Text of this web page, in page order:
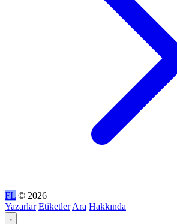
FL © 2026
Yazarlar Etiketler Ara Hakkında